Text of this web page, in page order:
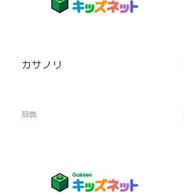
カサノリ
辞典